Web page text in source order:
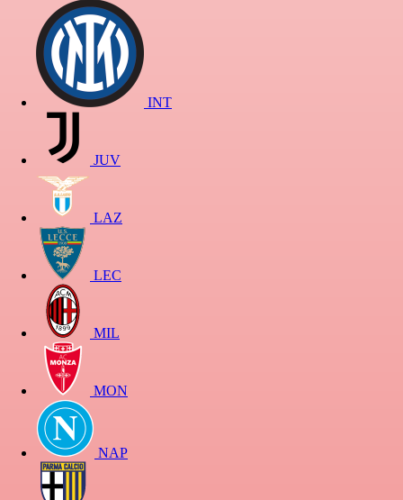
INT
JUV
LAZ
LEC
MIL
MON
NAP